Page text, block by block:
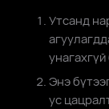
Утсанд
Энэ
ус